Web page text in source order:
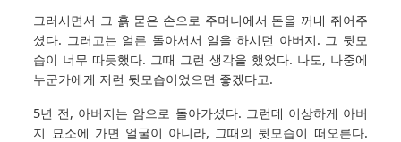
그러시면서 그 흙 묻은 손으로 주머니에서 돈을 꺼내 쥐어주
셨다. 그러고는 얼른 돌아서서 일을 하시던 아버지. 그 뒷모
습이 너무 따듯했다. 그때 그런 생각을 했었다. 나도, 나중에
누군가에게 저런 뒷모습이었으면 좋겠다고.
5년 전, 아버지는 암으로 돌아가셨다. 그런데 이상하게 아버
지 묘소에 가면 얼굴이 아니라, 그때의 뒷모습이 떠오른다.